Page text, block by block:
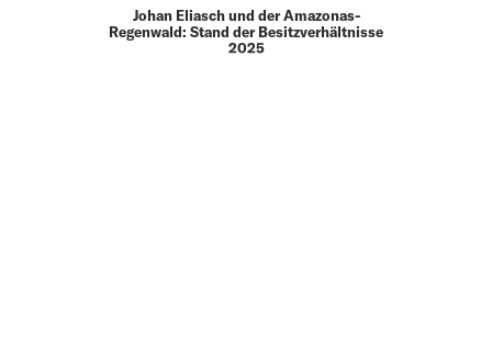
Johan Eliasch und der Amazonas-
Regenwald: Stand der Besitzverhältnisse
2025